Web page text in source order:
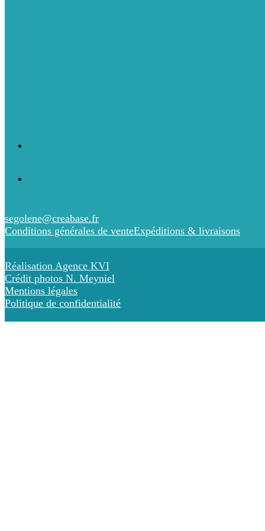
segolene@creabase.fr
Conditions générales de venteExpéditions & livraisons
Réalisation Agence KVI
Crédit photos N. Meyniel
Mentions légales
Politique de confidentialité